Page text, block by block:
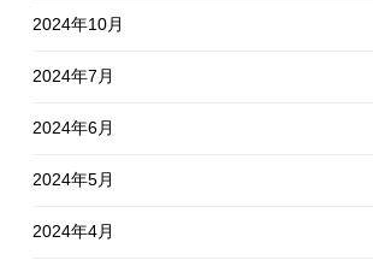
2024年10月
2024年7月
2024年6月
2024年5月
2024年4月